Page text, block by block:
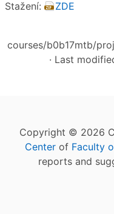
Stažení:
ZDE
courses/b0b17mtb/
· Last
Copyright © 2026
Center of Faculty
reports and